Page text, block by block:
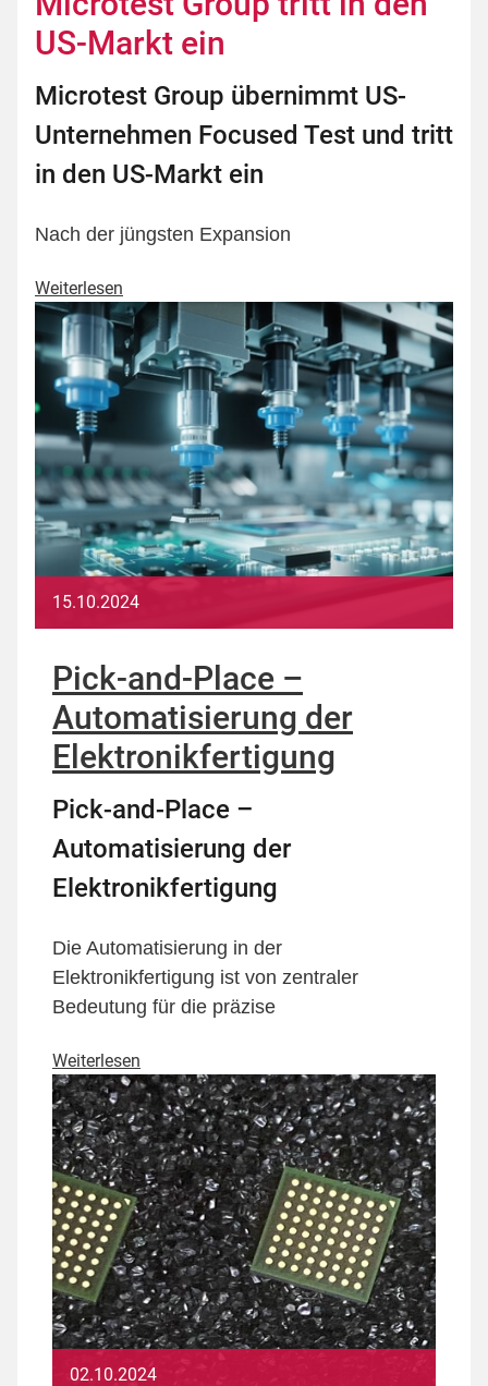
US-Markt ein
Microtest Group übernimmt US-
Unternehmen Focused Test und tritt
in den US-Markt ein
Nach der jüngsten Expansion
Weiterlesen
15.10.2024
Pick-and-Place –
Automatisierung der
Elektronikfertigung
Pick-and-Place –
Automatisierung der
Elektronikfertigung
Die Automatisierung in der
Elektronikfertigung ist von zentraler
Bedeutung für die präzise
Weiterlesen
02.10.2024